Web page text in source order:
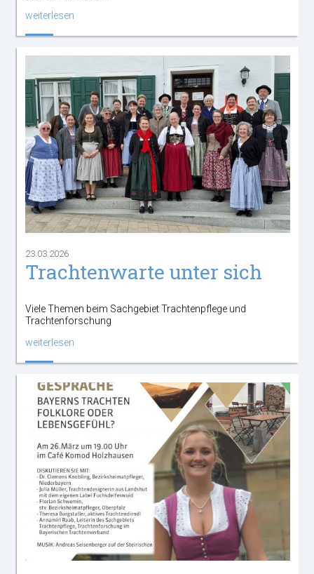
weiterlesen
23.03.2026
Trachtenwarte unter sich
Viele Themen beim Sachgebiet Trachtenpflege und
Trachtenforschung
weiterlesen